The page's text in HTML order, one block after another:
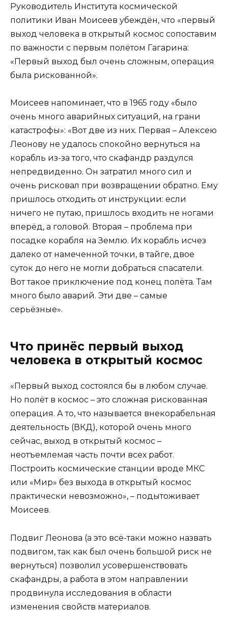
Руководитель Института космической
политики Иван Моисеев убеждён, что «первый
выход человека в открытый космос сопоставим
по важности с первым полётом Гагарина:
«Первый выход был очень сложным, операция
была рискованной».
Моисеев напоминает, что в 1965 году «было
очень много аварийных ситуаций, на грани
катастрофы»: «Вот две из них. Первая – Алексею
Леонову не удалось спокойно вернуться на
корабль из-за того, что скафандр раздулся
непредвиденно. Он затратил много сил и
очень рисковал при возвращении обратно. Ему
пришлось отходить от инструкции: если
ничего не путаю, пришлось входить не ногами
вперёд, а головой. Вторая – проблема при
посадке корабля на Землю. Их корабль исчез
далеко от намеченной точки, в тайге, двое
суток до него не могли добраться спасатели.
Вот такое приключение под конец полёта. Там
много было аварий. Эти две – самые
серьёзные».
Что принёс первый выход
человека в открытый космос
«Первый выход состоялся бы в любом случае.
Но полёт в космос – это сложная рискованная
операция. А то, что называется внекорабельная
деятельность (ВКД), которой очень много
сейчас, выход в открытый космос –
неотъемлемая часть почти всех работ.
Построить космические станции вроде МКС
или «Мир» без выхода в открытый космос
практически невозможно», – подытоживает
Моисеев.
Подвиг Леонова (а это всё-таки можно назвать
подвигом, так как был очень большой риск не
вернуться) позволил усовершенствовать
скафандры, а работа в этом направлении
продвинула исследования в области
изменения свойств материалов.